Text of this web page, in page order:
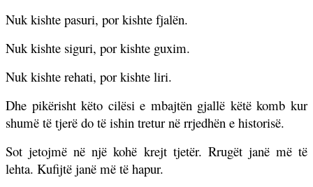
Nuk kishte pasuri, por kishte fjalën.
Nuk kishte siguri, por kishte guxim.
Nuk kishte rehati, por kishte liri.
Dhe pikërisht këto cilësi e mbajtën gjallë këtë komb kur
shumë të tjerë do të ishin tretur në rrjedhën e historisë.
Sot jetojmë në një kohë krejt tjetër. Rrugët janë më të
lehta. Kufijtë janë më të hapur.